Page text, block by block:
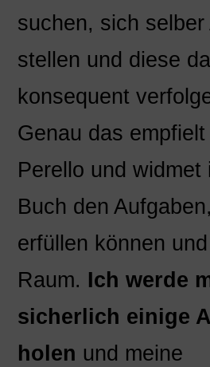
suchen, sich selber
stellen und diese
konsequent
Genau das
Perello und widmet
Buch den
erfüllen können
Raum. Ich werde
sicherlich einige
holen und meine